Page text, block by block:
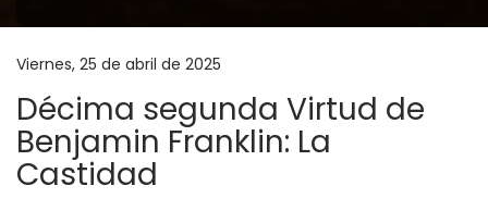
Viernes, 25 de abril de 2025
Décima segunda Virtud de
Benjamin Franklin: La
Castidad